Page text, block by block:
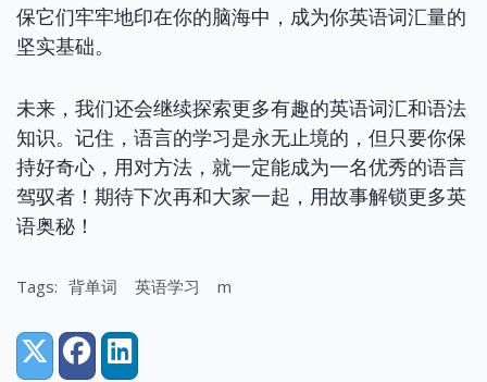
保它们牢牢地印在你的脑海中，成为你英语词汇量的
坚实基础。
未来，我们还会继续探索更多有趣的英语词汇和语法
知识。记住，语言的学习是永无止境的，但只要你保
持好奇心，用对方法，就一定能成为一名优秀的语言
驾驭者！期待下次再和大家一起，用故事解锁更多英
语奥秘！
Tags: 背单词 英语学习 m
Share:
X (Twitter)
FacebookLinkedIn